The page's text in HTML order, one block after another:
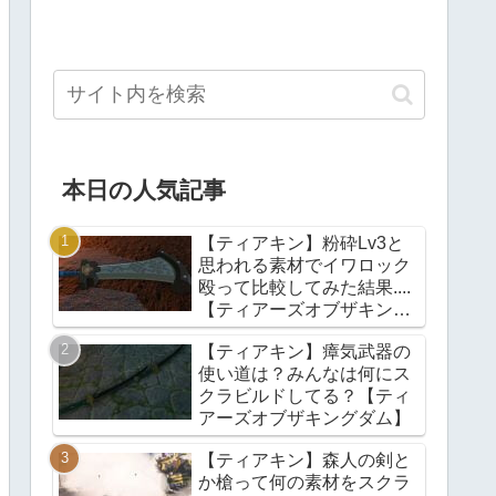
本日の人気記事
【ティアキン】粉砕Lv3と
思われる素材でイワロック
殴って比較してみた結果....
【ティアーズオブザキング
ダム】
【ティアキン】瘴気武器の
使い道は？みんなは何にス
クラビルドしてる？【ティ
アーズオブザキングダム】
【ティアキン】森人の剣と
か槍って何の素材をスクラ